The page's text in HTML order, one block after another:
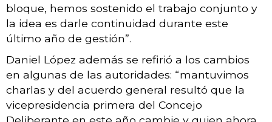
bloque, hemos sostenido el trabajo conjunto y
la idea es darle continuidad durante este
último año de gestión”.
Daniel López además se refirió a los cambios
en algunas de las autoridades: “mantuvimos
charlas y del acuerdo general resultó que la
vicepresidencia primera del Concejo